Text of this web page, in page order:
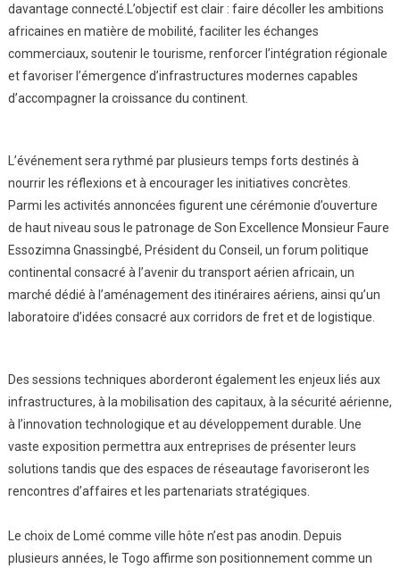
davantage connecté.L’objectif est clair : faire décoller les ambitions
africaines en matière de mobilité, faciliter les échanges
commerciaux, soutenir le tourisme, renforcer l’intégration régionale
et favoriser l’émergence d’infrastructures modernes capables
d’accompagner la croissance du continent.
L’événement sera rythmé par plusieurs temps forts destinés à
nourrir les réflexions et à encourager les initiatives concrètes.
Parmi les activités annoncées figurent une cérémonie d’ouverture
de haut niveau sous le patronage de Son Excellence Monsieur Faure
Essozimna Gnassingbé, Président du Conseil, un forum politique
continental consacré à l’avenir du transport aérien africain, un
marché dédié à l’aménagement des itinéraires aériens, ainsi qu’un
laboratoire d’idées consacré aux corridors de fret et de logistique.
Des sessions techniques aborderont également les enjeux liés aux
infrastructures, à la mobilisation des capitaux, à la sécurité aérienne,
à l’innovation technologique et au développement durable. Une
vaste exposition permettra aux entreprises de présenter leurs
solutions tandis que des espaces de réseautage favoriseront les
rencontres d’affaires et les partenariats stratégiques.
Le choix de Lomé comme ville hôte n’est pas anodin. Depuis
plusieurs années, le Togo affirme son positionnement comme un